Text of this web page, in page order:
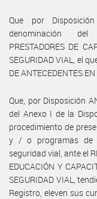
Que por
denominación del
PRESTADORES DE
SEGURIDAD VIAL, el
DE ANTECEDENTES
Que, por Disposición
del Anexo I de la
procedimiento de
y / o programas de
seguridad vial, ante el
EDUCACIÓN Y
SEGURIDAD VIAL,
Registro, eleven sus